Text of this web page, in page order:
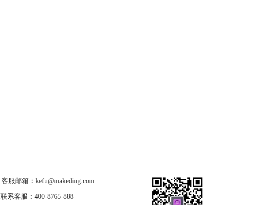
客服邮箱：kefu@makeding.com
联系客服：400-8765-888